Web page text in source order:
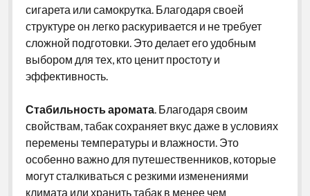
сигарета или самокрутка. Благодаря своей
структуре он легко раскуривается и не требует
сложной подготовки. Это делает его удобным
выбором для тех, кто ценит простоту и
эффективность.
Стабильность аромата . Благодаря своим
свойствам, табак сохраняет вкус даже в условиях
перемены температуры и влажности. Это
особенно важно для путешественников, которые
могут сталкиваться с резкими изменениями
климата или хранить табак в менее чем